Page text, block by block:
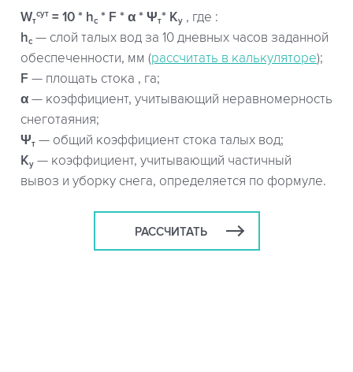
Wт
сут = 10 * hc * F * α * Ψт* Kу , где :
hc — слой талых вод за 10 дневных часов заданной
обеспеченности, мм (рассчитать в калькуляторе);
F — площать стока , га;
α — коэффициент, учитывающий неравномерность
снеготаяния;
Ψт — общий коэффициент стока талых вод;
Ky — коэффициент, учитывающий частичный
вывоз и уборку снега, определяется по формуле.
РАССЧИТАТЬ